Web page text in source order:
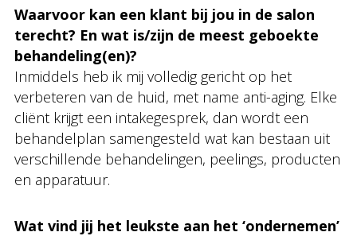
Waarvoor kan een klant bij jou in de salon
terecht? En wat is/zijn de meest geboekte
behandeling(en)?
Inmiddels heb ik mij volledig gericht op het
verbeteren van de huid, met name anti-aging. Elke
cliënt krijgt een intakegesprek, dan wordt een
behandelplan samengesteld wat kan bestaan uit
verschillende behandelingen, peelings, producten
en apparatuur.
Wat vind jij het leukste aan het ‘ondernemen’